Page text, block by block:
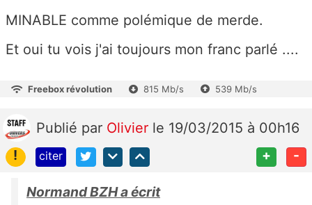
MINABLE comme polémique de merde.
Et oui tu vois j'ai toujours mon franc parlé ....
Freebox révolution 815 Mb/s 539 Mb/s
Publié par Olivier le 19/03/2015 à 00h16
!
citer + -
Normand BZH a écrit